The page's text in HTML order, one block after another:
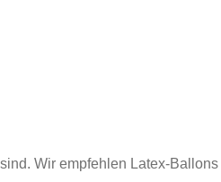
Wir empfehlen Latex-